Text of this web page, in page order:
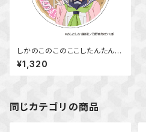
しかのこのこのここしたんたん
アクリルコースター 狸小路 絹
¥1,320
同じカテゴリの商品